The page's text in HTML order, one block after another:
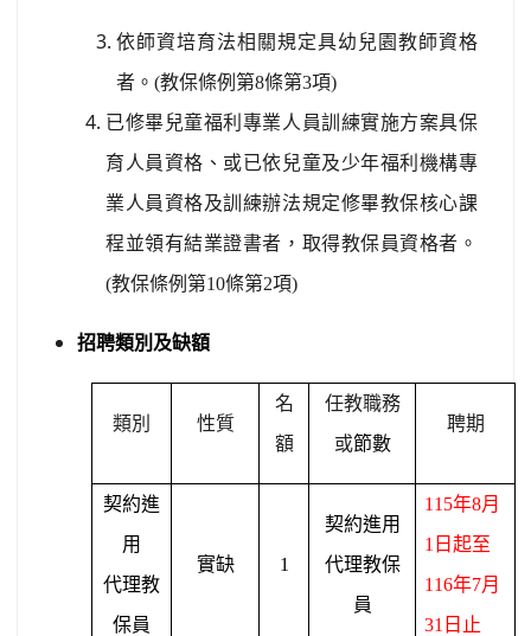
依師資培育法相關規定具幼兒園教師資格
者。 (教保條例第8條第3項)
已修畢兒童福利專業人員訓練實施方案具保
育人員資格、或已依兒童及少年福利機構專
業人員資格及訓練辦法規定修畢教保核心課
程並領有結業證書者，取得教保員資格者。
(教保條例第10條第2項)
招聘類別及缺額
類別 性質
名
額
任教職務
或節數
聘期
契約進
用
代理教
保員
實缺 1
契約進用
代理教保
員
115年8月
1 日起至
116年7月
31 日止